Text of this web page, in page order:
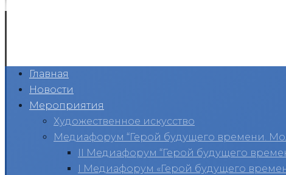
Главная
Новости
Мероприятия
Художественное искусство
Медиафорум “Герой будущего времени.
II Медиафорум “Герой будущего
I Медиафорум «Герой будущего